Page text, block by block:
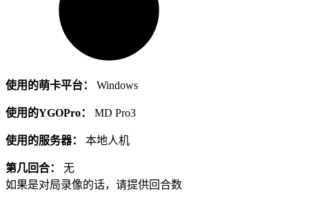
使用的萌卡平台： Windows
使用的YGOPro： MD Pro3
使用的服务器： 本地人机
第几回合：
无
如果是对局录像的话，请提供回合数